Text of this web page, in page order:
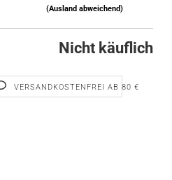
(Ausland abweichend)
Nicht käuflich
VERSANDKOSTENFREI AB 80 €